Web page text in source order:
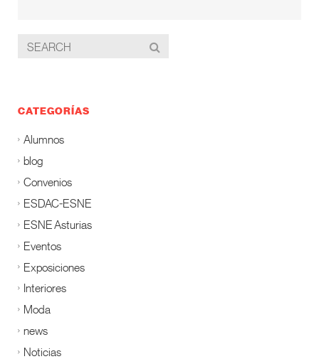
CATEGORÍAS
Alumnos
blog
Convenios
ESDAC-ESNE
ESNE Asturias
Eventos
Exposiciones
Interiores
Moda
news
Noticias